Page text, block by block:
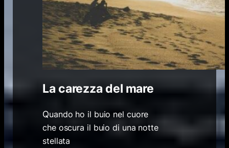
La carezza del mare
Quando ho il buio nel cuore
che oscura il buio di una notte
stellata